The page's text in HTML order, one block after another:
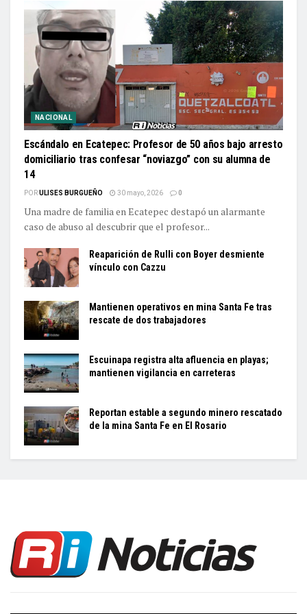
NACIONAL
Escándalo en Ecatepec: Profesor de 50 años bajo arresto
domiciliario tras confesar “noviazgo” con su alumna de
14
PORULISES BURGUEÑO 30 mayo, 2026 0
Una madre de familia en Ecatepec destapó un alarmante
caso de abuso al descubrir que el profesor...
Reaparición de Rulli con Boyer desmiente
vínculo con Cazzu
Mantienen operativos en mina Santa Fe tras
rescate de dos trabajadores
Escuinapa registra alta afluencia en playas;
mantienen vigilancia en carreteras
Reportan estable a segundo minero rescatado
de la mina Santa Fe en El Rosario